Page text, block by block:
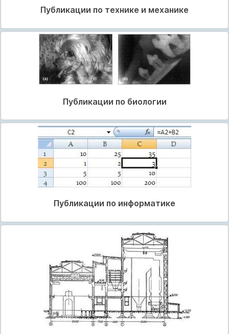
Публикации по технике и механике
Публикации по биологии
Публикации по информатике